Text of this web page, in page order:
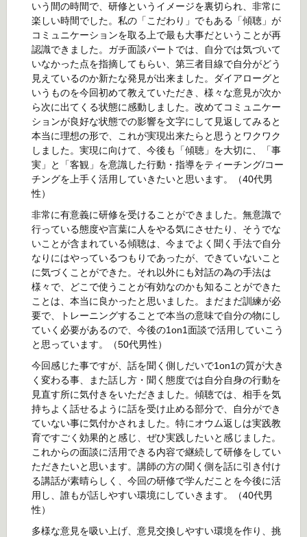
いう間の時間で、研修というイメージを裏切られ、非常に
楽しい時間でした。私の「こだわり」でもある「傾聴」が
コミュニケーションを取る上で最も大事だということが再
認識できました。ガチ面談パートでは、自分では気づいて
いなかった点を指摘してもらい、第三者目線で自分がどう
見えているのか新たな発見が出来ました。ダイアローグと
いうものを今回初めて教えていただき、様々な意見が次か
ら次に出てくる状態に感動しました。改めてコミュニケー
ションが良好な状態での影響を文字にして見返してみると
本当に理想の形で、これが実現出来たらと思うとワクワク
しました。実現に向けて、今後も「傾聴」を大切に、「事
実」と「客観」を意識した行動・指導をティーチング/コー
チングを上手く活用していきたいと思います。（40代男
性）
非常に有意義に研修を受けることができました。無意識で
行っている態度や言葉に人をやる気にさせたり、そうでな
いことが含まれている傾聴は、今までよく聞く手法で自分
なりにはやっているつもりであったが、できていないこと
に気づくことができた。それ以外にも対話の為の手法は
様々で、どこで使うことが有効なのかも知ることができた
ことは、本当に良かったと思いました。まだまだ訓練が必
要で、トレーニングすることで本当の意味で自分の物にし
ていく必要があるので、今後の1on1面談で活用していこう
と思っています。（50代男性）
今回感じた事ですが、話を聞く側しだいで1on1の質が大き
く変わる事、また話し方・聞く態度では自分自身の行動を
見直す所に気付きをいただきました。傾聴では、相手を気
持ちよく話せるように話を受け止める部分で、自分ができ
ていない事に気付かされました。特にオウム返しは実践教
育ですごく効果的と感じ、ぜひ実践したいと感じました。
これからの面談に活用できる内容で継続して研修をしてい
ただきたいと思います。講師の方の聞く側を話に引き付け
る講話が素晴らしく、今回の研修で学んだことを今後に活
用し、誰もが話しやすい環境にしていきます。（40代男
性）
多様な意見を吸い上げ、意見交換しやすい環境を作り、挑